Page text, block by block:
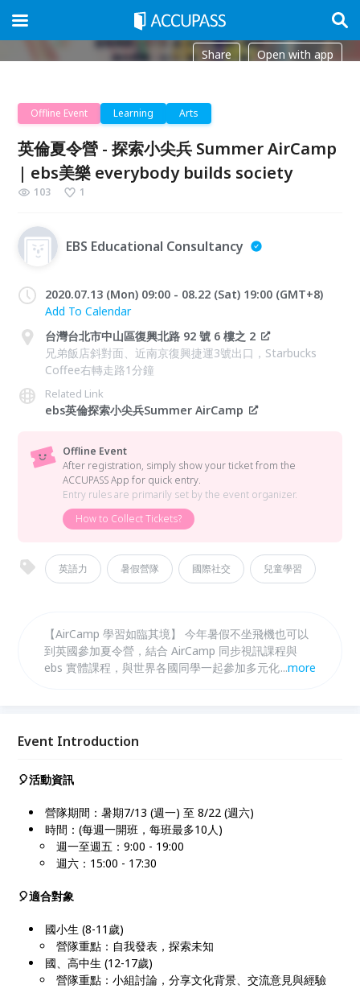
Share Open with app
Offline Event Learning Arts
英倫夏令營 - 探索小尖兵 Summer AirCamp
| ebs美樂 everybody builds society
103 1
EBS Educational Consultancy
2020.07.13 (Mon) 09:00 - 08.22 (Sat) 19:00 (GMT+8)
Add To Calendar
台灣台北市中山區復興北路 92 號 6 樓之 2
兄弟飯店斜對面、近南京復興捷運3號出口，Starbucks
Coffee右轉走路1分鐘
Related Link
ebs英倫探索小尖兵Summer AirCamp
Offline Event
After registration, simply show your ticket from the
ACCUPASS App for quick entry.
Entry rules are primarily set by the event organizer.
How to Collect Tickets?
英語力 暑假營隊 國際社交 兒童學習
【AirCamp 學習如臨其境】 今年暑假不坐飛機也可以
到英國參加夏令營，結合 AirCamp 同步視訊課程與
ebs 實體課程，與世界各國同學一起參加多元化的活
...more
Event Introduction
🎈活動資訊
營隊期間：暑期7/13 (週一) 至 8/22 (週六)
時間：(每週一開班，每班最多10人)
​週一至週五：9:00 - 19:00
週六：15:00 - 17:30
🎈適合對象
國小生 (8-11歲)
營隊重點：自我發表，探索未知
國、高中生 (12-17歲)
營隊重點：小組討論，分享文化背景、交流意見與經驗